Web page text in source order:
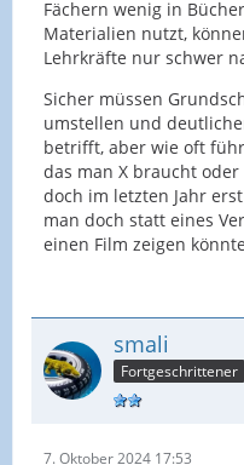
Fächern wenig in
Materialien nutzt,
Lehrkräfte nur schwer
Sicher müssen
umstellen und
betrifft, aber wie oft
das man X braucht
doch im letzten Jahr
man doch statt eines
einen Film zeigen
smali
Fortgeschrittener
7. Oktober 2024 17:53